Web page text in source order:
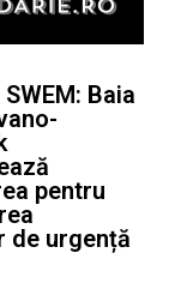
SWEM: Baia
pentru
de urgență